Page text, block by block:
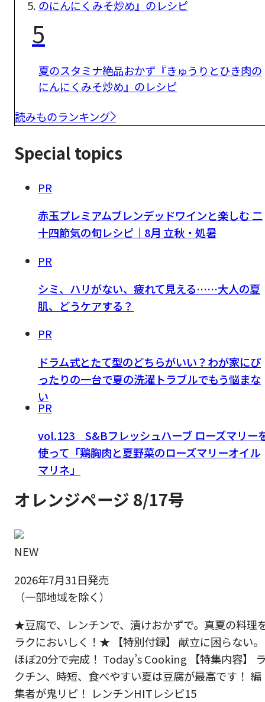
5
夏のスタミナ絶品おかず『きゅうりとひき肉の
にんにくみそ炒め』のレシピ
読みものランキング
Special topics
PR
赤玉プレミアムブレンデッドワインと楽しむ 二
十四節気の旬レシピ｜8月 立秋・処暑
PR
シミ、ハリがない、疲れて見える……大人の夏
肌、どうケアする？
PR
ドラム式とたて型のどちらがいい？わが家にぴ
ったりの一台で夏の洗濯トラブルでもう悩まな
い
PR
vol.123 S&Bフレッシュハーブ ローズマリー
使って「鶏胸肉と夏野菜のローズマリーオイル
マリネ」
オレンジページ 8/17号
NEW
2026年7月31日発売
（一部地域を除く）
★豆腐で、レンチンで、漬けおかずで。真夏の料理
ラクにおいしく！★ 【特別付録】 献立に困らない。
ほぼ20分で完成！ Today’s Cooking 【特集内容】
クチン、時短、食べやすい夏は豆腐が最高です！ 編
集者が鬼リピ！ レンチンHITレシピ15